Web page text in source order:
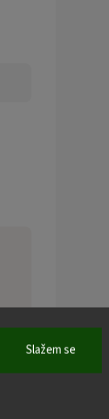
Slažem se